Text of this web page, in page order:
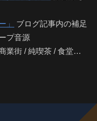
」
ブログ記事内の補足
プ音源
業街 / 純喫茶 / 食堂…